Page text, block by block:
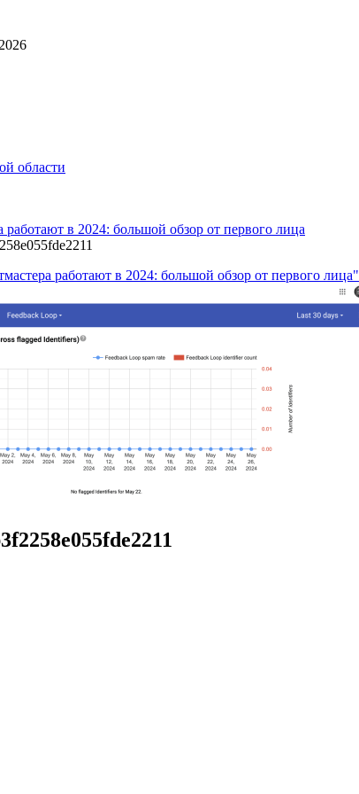
области
работают в 2024: большой обзор от первого лица
работают в 2024: большой обзор от первого лица"